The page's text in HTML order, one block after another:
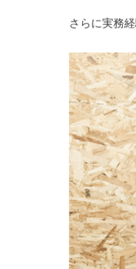
さらに実務